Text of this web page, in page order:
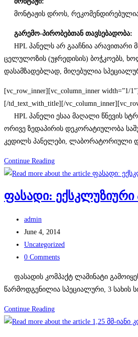
მონტაჟის დროს,
გარემო-პირობებთან თავსებადობა:
HPL პანელს არ გააჩნია არავითარი
ცელულოზის (უჯრედისის) ბოჭკოებს,
დასამზადებლად, მიღებულია
[vc_row_inner][vc_column_inner width=”1/
[/td_text_with_title][/
HPL პანელი ესაა მაღალი წნევის
ორივე ზედაპირის დეკორატიულობა
კედილს პანელები, ლაბორატორიული
Continue Readingრა
არის
ლამინატი?
ფასადი: ექსკლუზიური
Post
author:
admin
Post
published:
June 4, 2014
Post
category:
Uncategorized
Post
0 Comments
ფასადის კომპაქტ ლამინატი
წარმოდგენილია სპეციალური, 3 სახის
Continue Readingფასადი:
ექსკლუზიური